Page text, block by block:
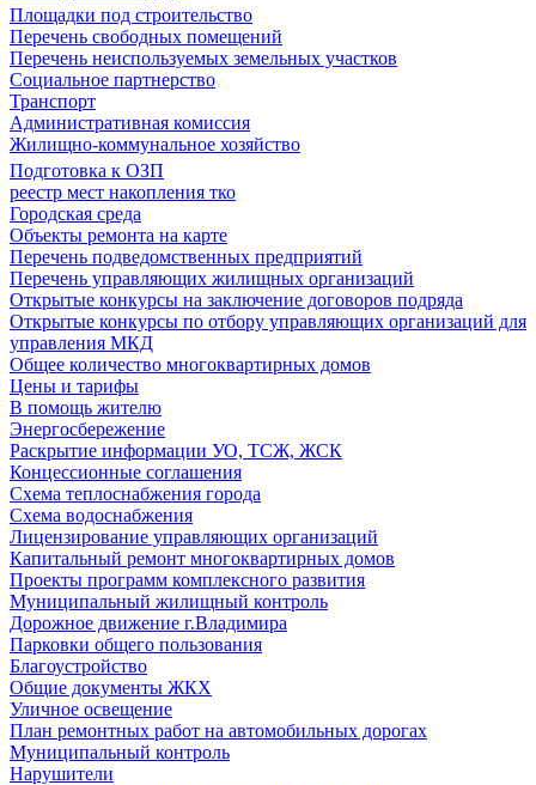
Площадки под строительство
Перечень свободных помещений
Перечень неиспользуемых земельных участков
Социальное партнерство
Транспорт
Административная комиссия
Жилищно-коммунальное хозяйство
Подготовка к ОЗП
реестр мест накопления тко
Городская среда
Объекты ремонта на карте
Перечень подведомственных предприятий
Перечень управляющих жилищных организаций
Открытые конкурсы на заключение договоров подряда
Открытые конкурсы по отбору управляющих организаций для
управления МКД
Общее количество многоквартирных домов
Цены и тарифы
В помощь жителю
Энергосбережение
Раскрытие информации УО, ТСЖ, ЖСК
Концессионные соглашения
Схема теплоснабжения города
Схема водоснабжения
Лицензирование управляющих организаций
Капитальный ремонт многоквартирных домов
Проекты программ комплексного развития
Муниципальный жилищный контроль
Дорожное движение г.Владимира
Парковки общего пользования
Благоустройство
Общие документы ЖКХ
Уличное освещение
План ремонтных работ на автомобильных дорогах
Муниципальный контроль
Нарушители